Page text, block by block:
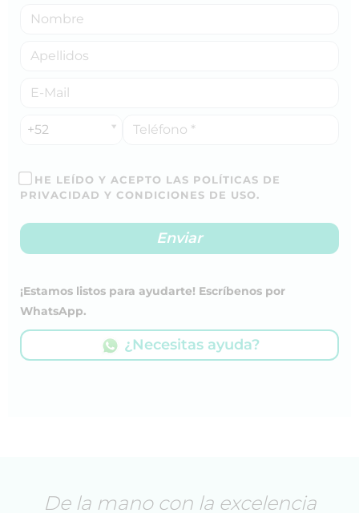
+52
HE LEÍDO Y ACEPTO LAS POLÍTICAS DE
PRIVACIDAD Y CONDICIONES DE USO.
¡Estamos listos para ayudarte! Escríbenos por
WhatsApp.
¿Necesitas ayuda?
De la mano con la excelencia